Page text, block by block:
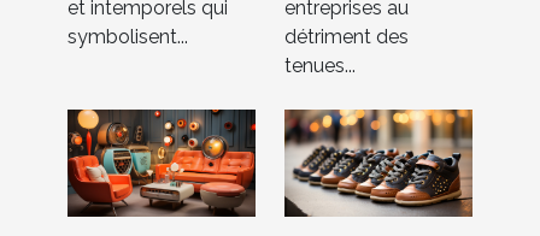
et intemporels qui
symbolisent...
entreprises au
détriment des
tenues...